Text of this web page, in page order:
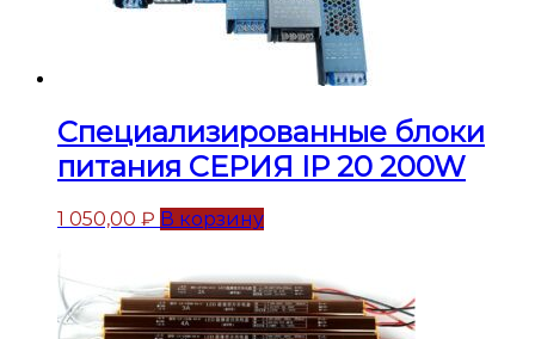
Специализированные блоки
питания СЕРИЯ IP 20 200W
1 050,00 ₽ В корзину